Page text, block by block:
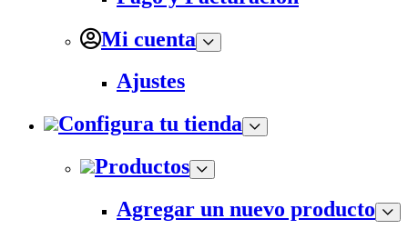
Mi cuenta
Ajustes
Configura tu tienda
Productos
Agregar un nuevo producto